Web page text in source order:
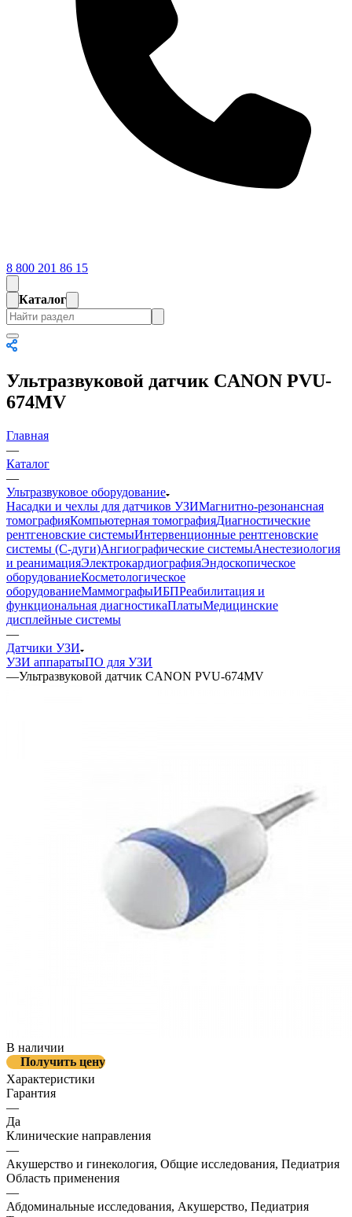
8 800 201 86 15
Каталог
Ультразвуковой датчик CANON PVU-
674MV
Главная
—
Каталог
—
Ультразвуковое оборудование
Насадки и чехлы для датчиков УЗИМагнитно-резонансная
томографияКомпьютерная томографияДиагностические
рентгеновские системыИнтервенционные рентгеновские
системы (С-дуги)Ангиографические системыАнестезиология
и реанимацияЭлектрокардиографияЭндоскопическое
оборудованиеКосметологическое
оборудованиеМаммографыИБПРеабилитация и
функциональная диагностикаПлатыМедицинские
дисплейные системы
—
Датчики УЗИ
УЗИ аппаратыПО для УЗИ
—Ультразвуковой датчик CANON PVU-674MV
В наличии
Получить цену
Характеристики
Гарантия
—
Да
Клинические направления
—
Акушерство и гинекология, Общие исследования, Педиатрия
Область применения
—
Абдоминальные исследования, Акушерство, Педиатрия